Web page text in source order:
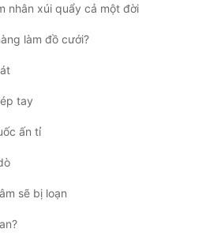
nhân xúi quẩy cả một đời
làm đồ cưới?
tay
ấn tỉ
sẽ bị loạn